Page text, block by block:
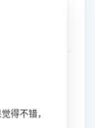
得不错，